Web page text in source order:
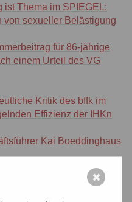
ist Thema im SPIEGEL:
von sexueller Belästigung
für 86-jährige
einem Urteil des VG
Kritik des bffk im
Effizienz der IHKn
Kai Boeddinghaus
aufsichtsrechtliche✖